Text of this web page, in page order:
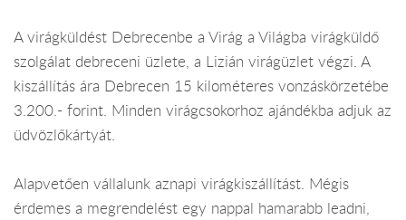
A virágküldést Debrecenbe a Virág a Világba virágküldő
szolgálat debreceni üzlete, a Lizián virágüzlet végzi. A
kiszállítás ára Debrecen 15 kilométeres vonzáskörzetébe
3.200.- forint. Minden virágcsokorhoz ajándékba adjuk az
üdvözlőkártyát.
Alapvetően vállalunk aznapi virágkiszállítást. Mégis
érdemes a megrendelést egy nappal hamarabb leadni,